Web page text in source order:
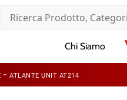
Chi Siamo
- ATLANTE UNIT AT214